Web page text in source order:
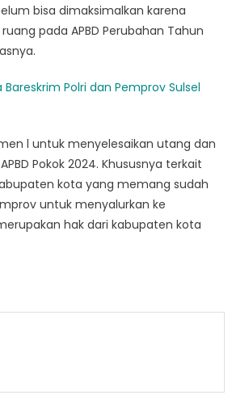
bisa dimaksimalkan karena
pada APBD Perubahan Tahun
Bareskrim Polri dan Pemprov Sulsel
l untuk menyelesaikan utang dan
Pokok 2024. Khususnya terkait
kota yang memang sudah
untuk menyalurkan ke
hak dari kabupaten kota